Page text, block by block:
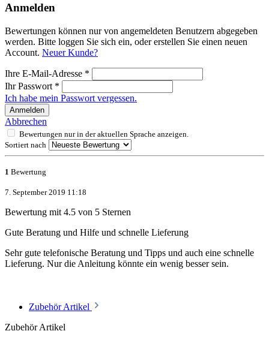
Anmelden
Bewertungen können nur von angemeldeten Benutzern abgegeben
werden. Bitte loggen Sie sich ein, oder erstellen Sie einen neuen
Account. Neuer Kunde?
Ihre E-Mail-Adresse *
Ihr Passwort *
Ich habe mein Passwort vergessen.
Anmelden
Abbrechen
Bewertungen nur in der aktuellen Sprache anzeigen.
Sortiert nach
1 Bewertung
7. September 2019 11:18
Bewertung mit 4.5 von 5 Sternen
Gute Beratung und Hilfe und schnelle Lieferung
Sehr gute telefonische Beratung und Tipps und auch eine schnelle
Lieferung. Nur die Anleitung könnte ein wenig besser sein.
Zubehör Artikel
Zubehör Artikel